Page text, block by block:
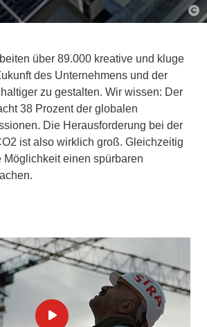
über 89.000 kreative und kluge
des Unternehmens und der
zu gestalten. Wir wissen: Der
38 Prozent der globalen
Die Herausforderung bei der
ist also wirklich groß. Gleichzeitig
Möglichkeit einen spürbaren